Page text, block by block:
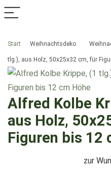
Start Weihnachtsdeko
tlg.), aus Holz, 50x25x32 cm, für
Alfred Kolbe
aus Holz,
Figuren bis 12
zur